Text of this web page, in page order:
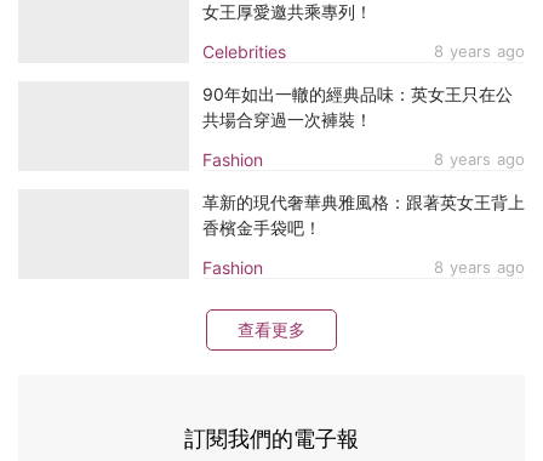
Celebrities 8 years ago
女王厚愛邀共乘專列！
Fashion 8 years ago
90年如出一轍的經典品味：英女王只在公
共場合穿過一次褲裝！
Fashion 8 years ago
革新的現代奢華典雅風格：跟著英女王背上
香檳金手袋吧！
查看更多
訂閱我們的電子報